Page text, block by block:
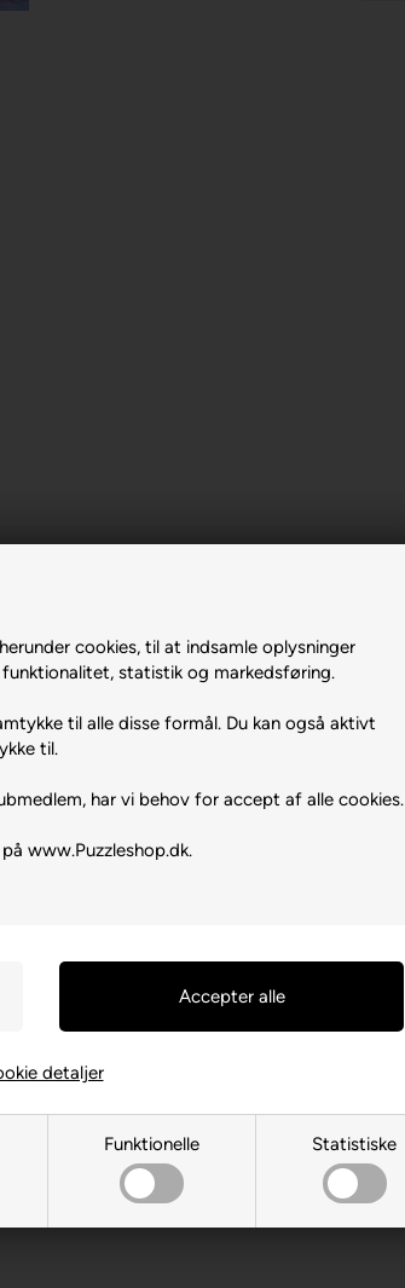
cookies, til at indsamle oplysninger
statistik og markedsføring.
til alle disse formål. Du kan også aktivt
til.
har vi behov for accept af alle cookies.
www.Puzzleshop.dk.
Funktionelle Statistiske
detaljer